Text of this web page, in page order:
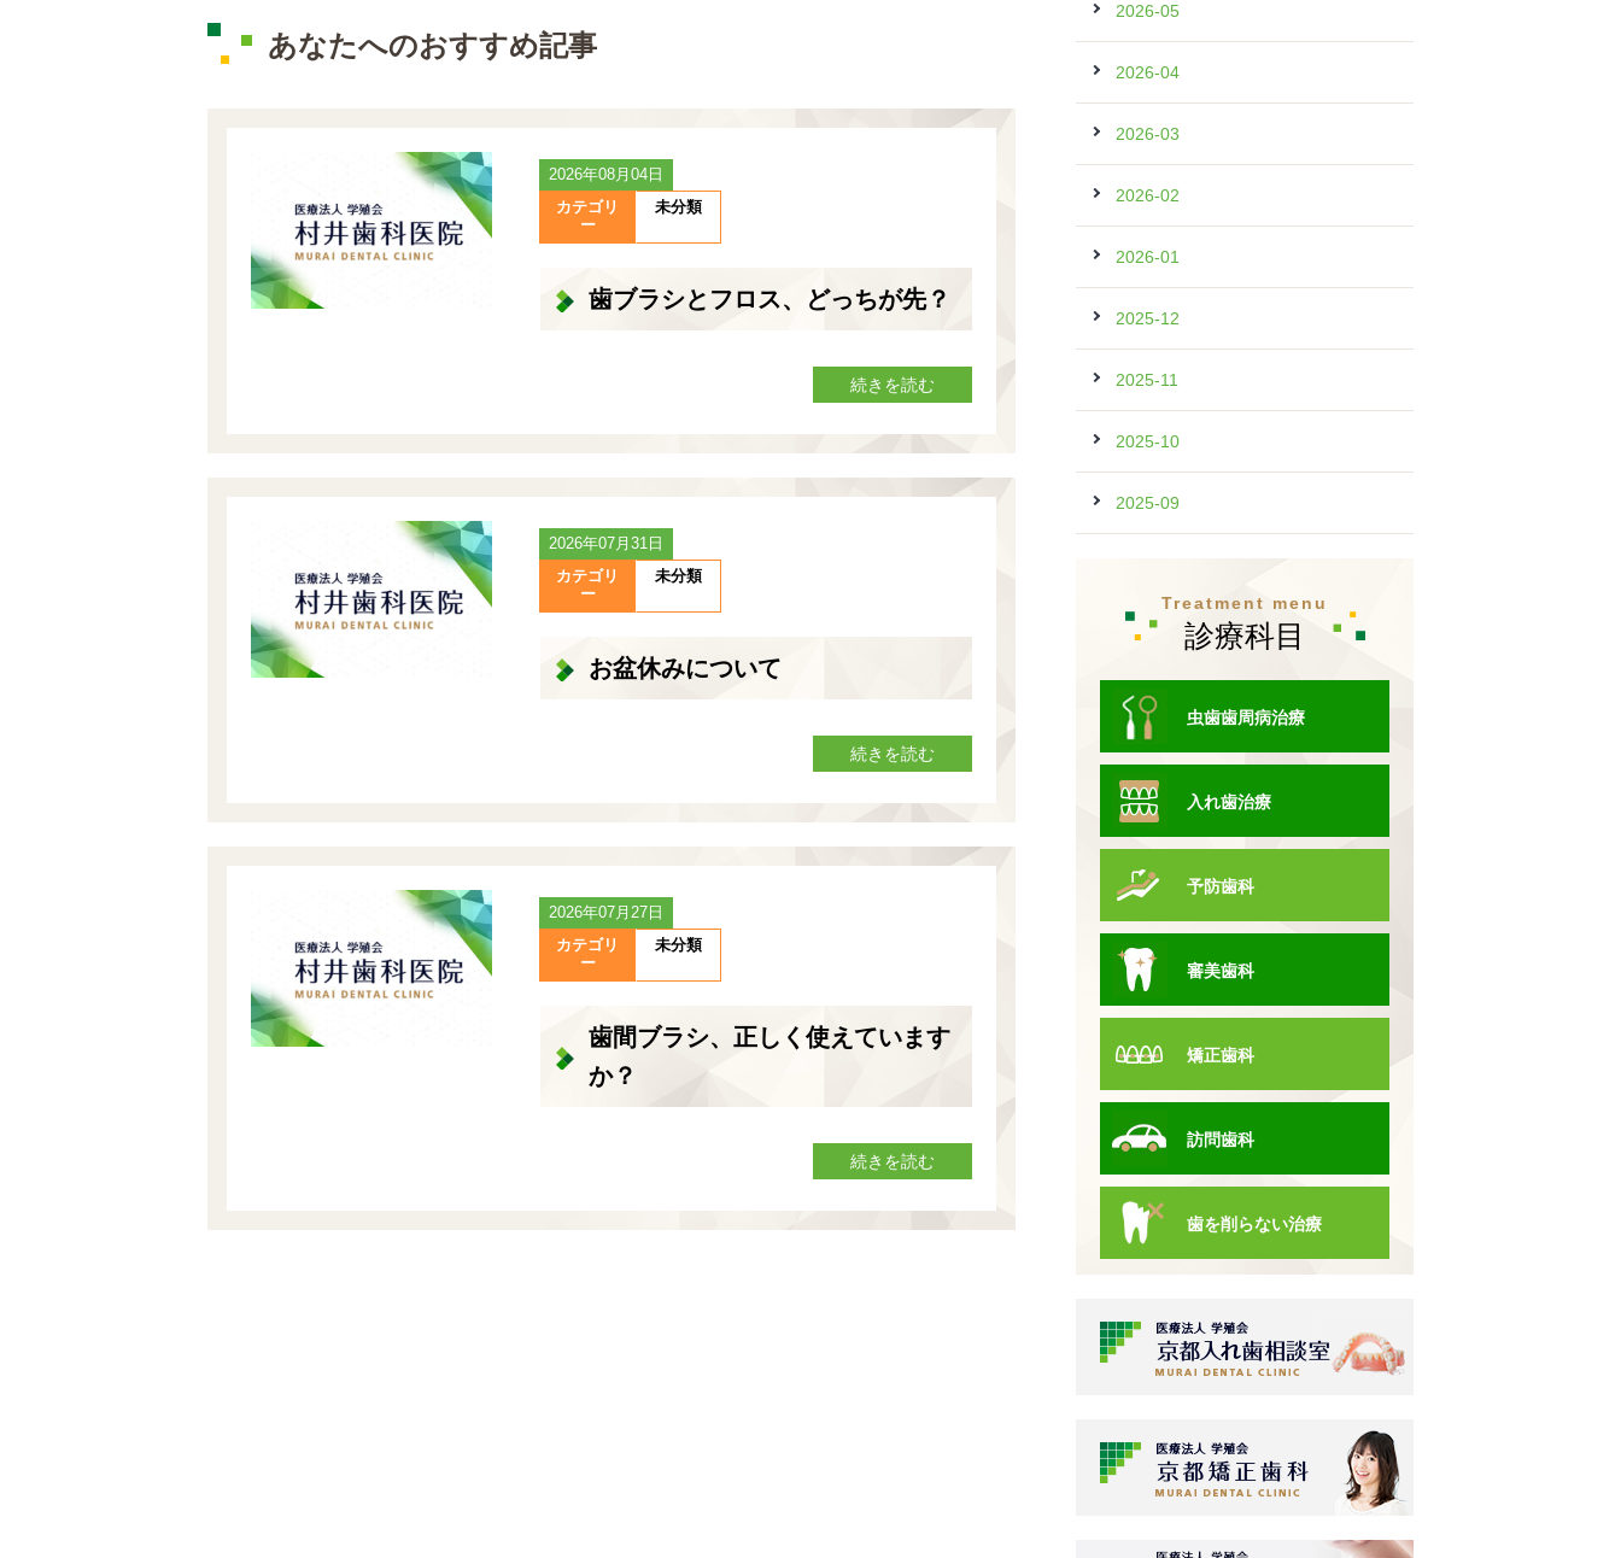
あなたへのおすすめ記事
2026年08月04日
カテゴリ
ー
未分類
歯ブラシとフロス、どっちが先？
続きを読む
2026年07月31日
カテゴリ
ー
未分類
お盆休みについて
続きを読む
2026年07月27日
カテゴリ
ー
未分類
歯間ブラシ、正しく使えています
か？
続きを読む
2026-05
2026-04
2026-03
2026-02
2026-01
2025-12
2025-11
2025-10
2025-09
Treatment menu
診療科目
虫歯歯周病治療
入れ歯治療
予防歯科
審美歯科
矯正歯科
訪問歯科
歯を削らない治療